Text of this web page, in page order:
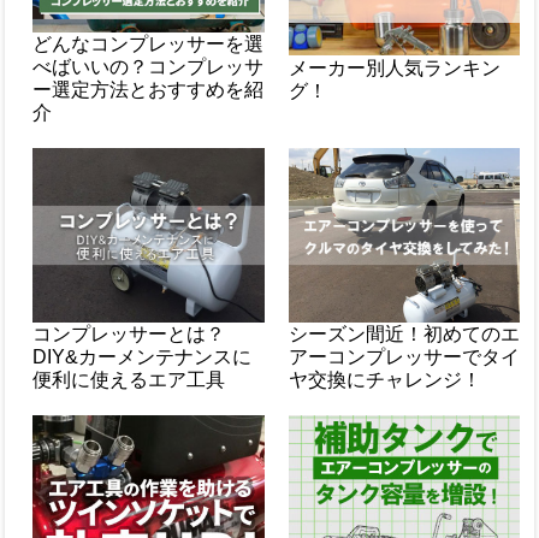
どんなコンプレッサーを選
べばいいの？コンプレッサ
ー選定方法とおすすめを紹
介
メーカー別人気ランキン
グ！
コンプレッサーとは？
DIY&カーメンテナンスに
便利に使えるエア工具
シーズン間近！初めてのエ
アーコンプレッサーでタイ
ヤ交換にチャレンジ！